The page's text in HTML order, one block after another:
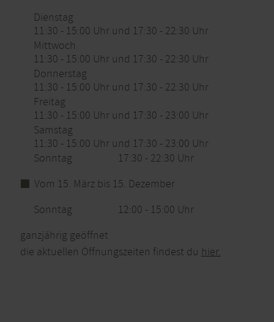
Dienstag
11:30 - 15:00 Uhr und 17:30 - 22:30 Uhr
Mittwoch
11:30 - 15:00 Uhr und 17:30 - 22:30 Uhr
Donnerstag
11:30 - 15:00 Uhr und 17:30 - 22:30 Uhr
Freitag
11:30 - 15:00 Uhr und 17:30 - 23:00 Uhr
Samstag
11:30 - 15:00 Uhr und 17:30 - 23:00 Uhr
Sonntag
17:30 - 22:30 Uhr
Vom 15. März bis 15. Dezember
Sonntag
12:00 - 15:00 Uhr
ganzjährig geöffnet
die aktuellen Öffnungszeiten findest du hier.